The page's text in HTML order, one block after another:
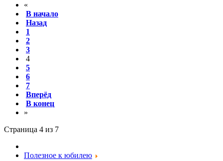
«
В начало
Назад
1
2
3
4
5
6
7
Вперёд
В конец
»
Страница 4 из 7
Полезное к юбилею